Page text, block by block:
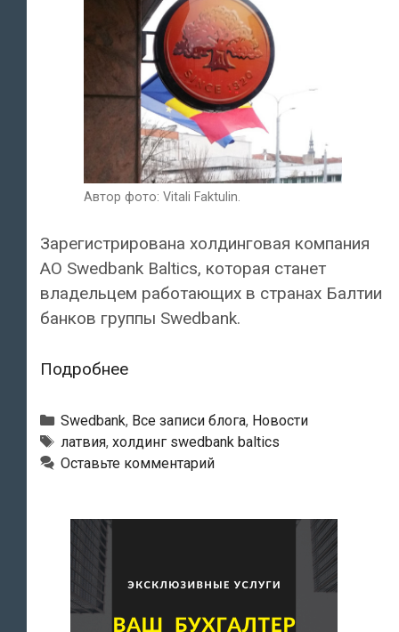
Автор фото: Vitali Faktulin.
Зарегистрирована холдинговая компания
АО Swedbank Baltics, которая станет
владельцем работающих в странах Балтии
банков группы Swedbank.
ПодробнееЗарегистрирован
Swedbank
Baltics,
который
владеть
Балтии
банками
Рубрики
Swedbank, Все записи блога, Новости
Тэги
латвия, холдинг swedbank baltics
Оставьте комментарий